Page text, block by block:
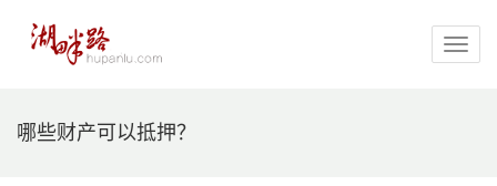
哪些财产可以抵押？